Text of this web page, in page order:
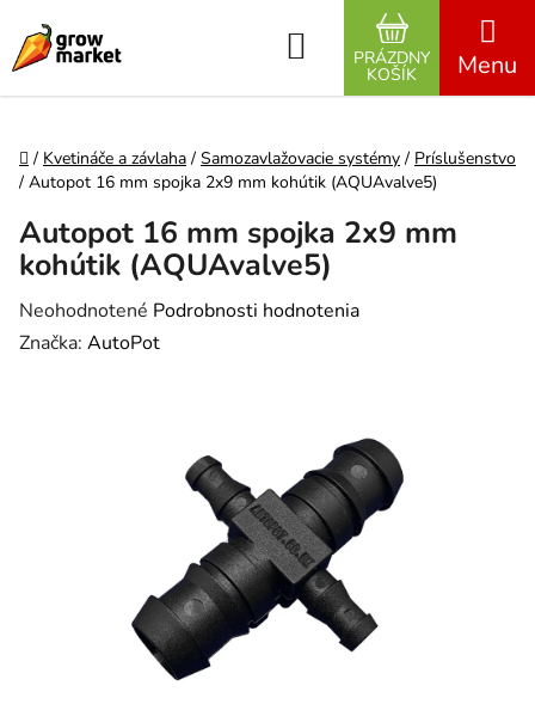
Hľadať
NÁKUPNÝ
PRÁZDNY
KOŠÍK
Domov
/ Kvetináče a závlaha / Samozavlažovacie systémy / Príslušenstvo
/ Autopot 16 mm spojka 2x9 mm kohútik (AQUAvalve5)
Autopot 16 mm spojka 2x9 mm
kohútik (AQUAvalve5)
Priemerné hodnotenie produktu je 0,0 z 5 hviezdičiek.
Neohodnotené Podrobnosti hodnotenia
Značka: AutoPot